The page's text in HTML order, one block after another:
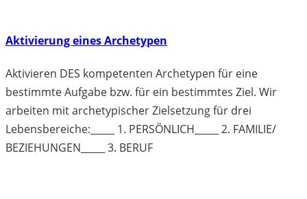
Aktivierung eines Archetypen
Aktivieren DES kompetenten Archetypen für eine
bestimmte Aufgabe bzw. für ein bestimmtes Ziel. Wir
arbeiten mit archetypischer Zielsetzung für drei
Lebensbereiche:_____ 1. PERSÖNLICH_____ 2. FAMILIE/
BEZIEHUNGEN_____ 3. BERUF